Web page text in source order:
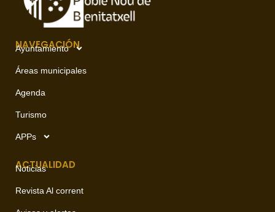
NAVEGACIÓN
Ayuntamiento
Áreas municipales
Agenda
Turismo
APPs
ACTUALIDAD
Noticias
Revista Al corrent